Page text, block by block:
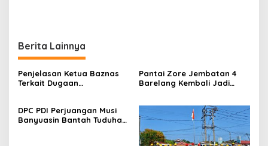
Berita Lainnya
Penjelasan Ketua Baznas
Terkait Dugaan
Benar
Pantai Zore Jembatan 4
Barelang Kembali Jadi
Tanpa Dokumen
Kepabeanan, Nama
Berinisial WL Disebut, Bea
Cukai Diminta Mengungkap
DPC PDI Perjuangan Musi
Banyuasin Bantah Tuduhan